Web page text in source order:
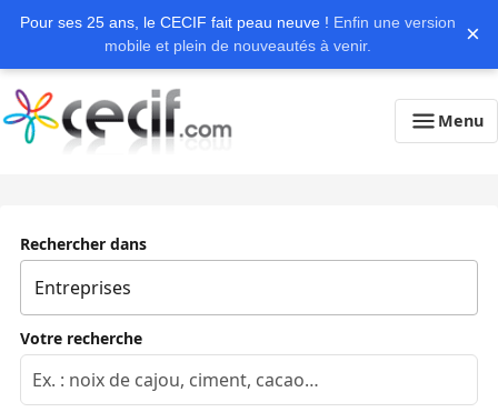
Pour ses 25 ans, le CECIF fait peau neuve ! Enfin une version
mobile et plein de nouveautés à venir.
×
Menu
Rechercher dans
Votre recherche